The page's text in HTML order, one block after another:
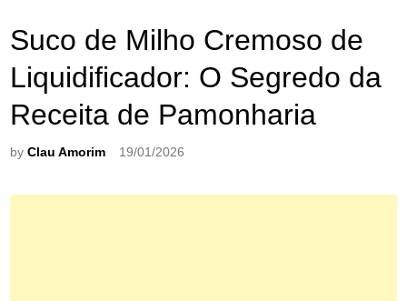
Suco de Milho Cremoso de
Liquidificador: O Segredo da
Receita de Pamonharia
byClau Amorim 19/01/2026